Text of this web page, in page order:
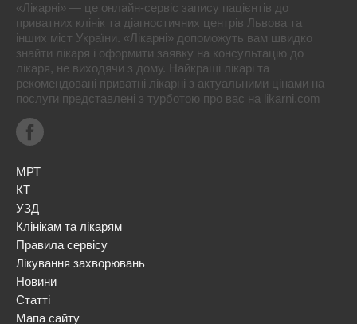
«Лікарні» — це онлайн-сервіс запису пацієнтів до
приватних клінік та діагностичних центрів Львова та
інших міст України. «Лікарні» допоможуть вам швидко
знайти лікаря і оформити заявку на консультацію до
лікаря, не виходячи з дому. Найкращі лікарі та
рекомендовані приватні лікарні з актуальними цінами на
послуги представлені з турботою про вас на likarni.com
МРТ
КТ
УЗД
Клінікам та лікарям
Правила сервісу
Лікування захворювань
Новини
Статті
Мапа сайту